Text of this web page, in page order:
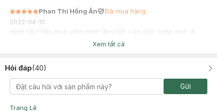
Phan Thi Hồng Ân
Đã mua hàng
2022-04-10
mình sài 1 tiếp mụn viêm mình lặng hết cảm giác ngăn mụn là
Xem tất cả
Hỏi đáp(40)
Gửi
Trang Lê